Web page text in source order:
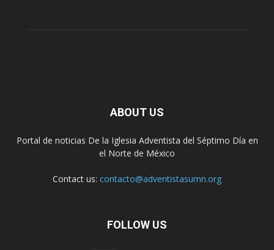
ABOUT US
Portal de noticias De la Iglesia Adventista del Séptimo Día en
el Norte de México
Contact us: contacto@adventistasumn.org
FOLLOW US